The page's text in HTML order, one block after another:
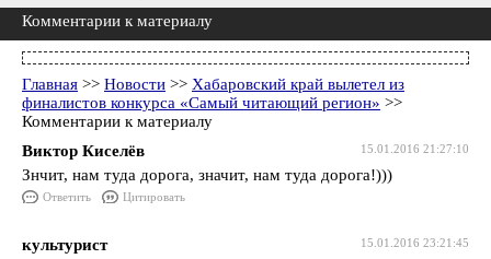
Комментарии к материалу
Главная >> Новости >> Хабаровский край вылетел из
финалистов конкурса «Самый читающий регион» >>
Комментарии к материалу
15.01.2016 21:27:10
Виктор Киселёв
Знчит, нам туда дорога, значит, нам туда дорога!)))
Ответить Цитировать
15.01.2016 23:21:45
культурист